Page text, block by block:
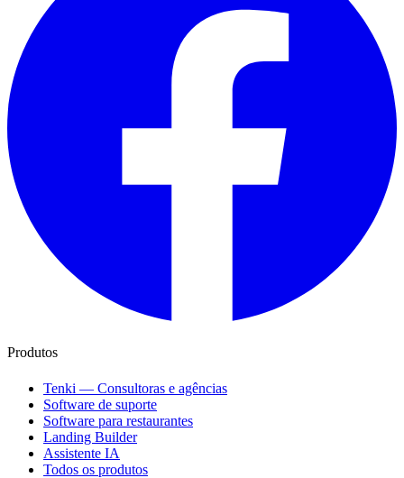
Produtos
Tenki — Consultoras e agências
Software de suporte
Software para restaurantes
Landing Builder
Assistente IA
Todos os produtos